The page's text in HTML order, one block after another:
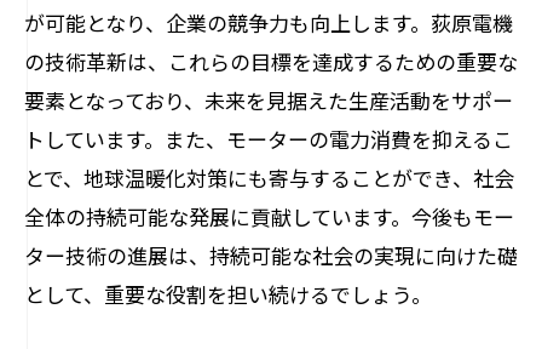
が可能となり、企業の競争力も向上します。荻原電機
の技術革新は、これらの目標を達成するための重要な
要素となっており、未来を見据えた生産活動をサポー
トしています。また、モーターの電力消費を抑えるこ
とで、地球温暖化対策にも寄与することができ、社会
全体の持続可能な発展に貢献しています。今後もモー
ター技術の進展は、持続可能な社会の実現に向けた礎
として、重要な役割を担い続けるでしょう。